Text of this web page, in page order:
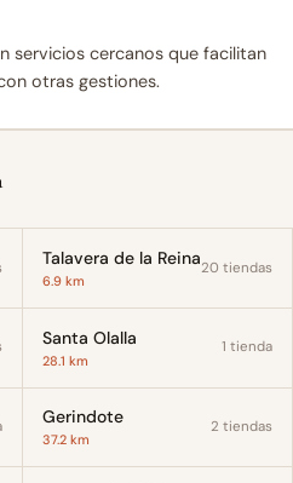
servicios cercanos que facilitan
otras gestiones.
Talavera de la Reina
6.9 km
20 tiendas
Santa Olalla
28.1 km
1 tienda
Gerindote
37.2 km
2 tiendas